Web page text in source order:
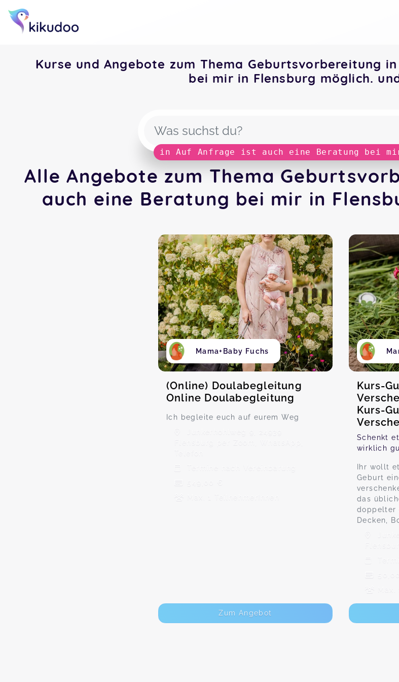
Kurse und Angebote zum Thema Geburtsvorbereitung
bei mir in Flensburg möglich.
in Auf Anfrage ist auch eine Beratung bei
Alle Angebote zum Thema
auch eine Beratung bei mir in
Mama+Baby Fuchs
(Online) Doulabegleitung
Online Doulabegleitung
Ich begleite euch auf eurem Weg
Junkerhohlweg 9, 24939
Flensburg per Zoom, WhatsApp,
Telefon
Termine nach Vereinbarung
549,00 €
Max. 1 TeilnehmerInnen
Zum Angebot
Kurs-
Kurs-
Schenkt
wirklich
Ihr wollt
Geburt
das
doppelter
Decken,
Max.